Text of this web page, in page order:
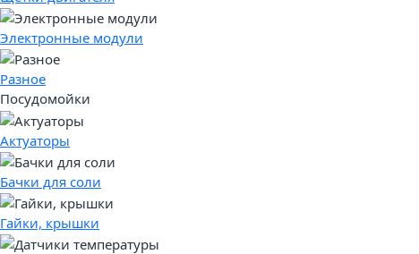
Электронные модули
Разное
Посудомойки
Актуаторы
Бачки для соли
Гайки, крышки